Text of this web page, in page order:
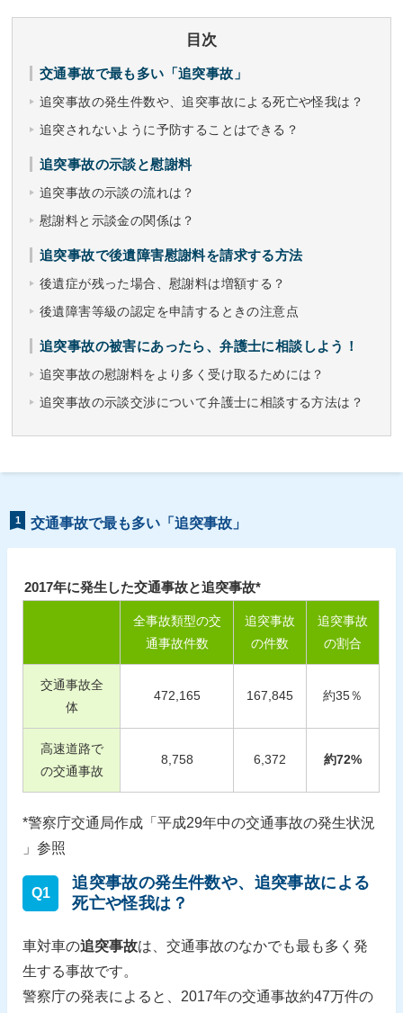
目次
交通事故で最も多い「追突事故」
追突事故の発生件数や、追突事故による死亡や怪我は？
追突されないように予防することはできる？
追突事故の示談と慰謝料
追突事故の示談の流れは？
慰謝料と示談金の関係は？
追突事故で後遺障害慰謝料を請求する方法
後遺症が残った場合、慰謝料は増額する？
後遺障害等級の認定を申請するときの注意点
追突事故の被害にあったら、弁護士に相談しよう！
追突事故の慰謝料をより多く受け取るためには？
追突事故の示談交渉について弁護士に相談する方法は？
1 交通事故で最も多い「追突事故」
2017年に発生した交通事故と追突事故*
全事故類型の交
通事故件数
追突事故
の件数
追突事故
の割合
交通事故全
体
472,165 167,845 約35％
高速道路で
の交通事故
8,758 6,372 約72%
*警察庁交通局作成「平成29年中の交通事故の発生状況
」参照
Q1
追突事故の発生件数や、追突事故による
死亡や怪我は？
車対車の追突事故は、交通事故のなかでも最も多く発
生する事故です。
警察庁の発表によると、2017年の交通事故約47万件の